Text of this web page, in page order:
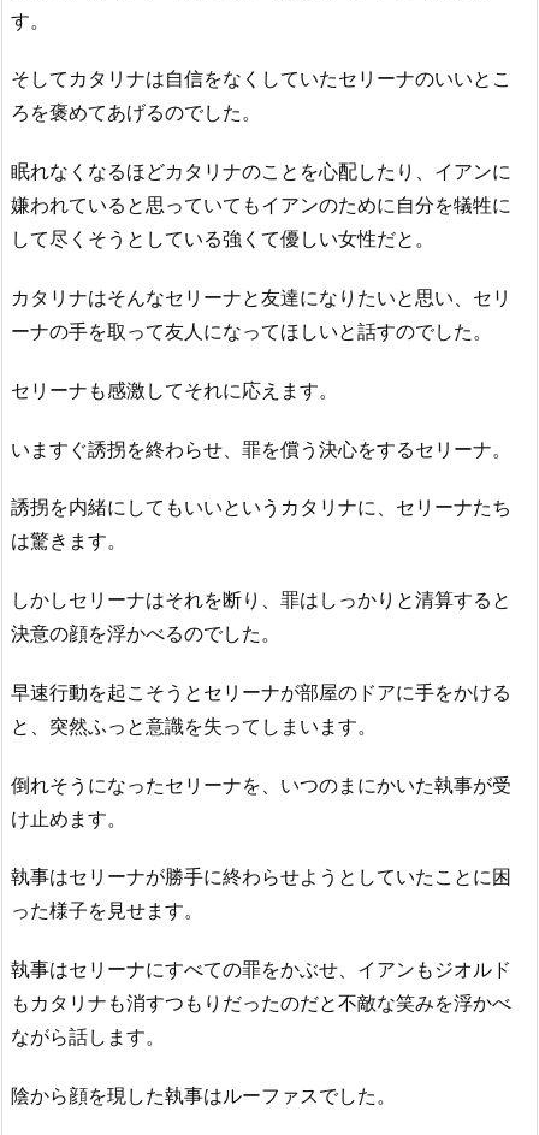
す。
そしてカタリナは自信をなくしていたセリーナのいいとこ
ろを褒めてあげるのでした。
眠れなくなるほどカタリナのことを心配したり、イアンに
嫌われていると思っていてもイアンのために自分を犠牲に
して尽くそうとしている強くて優しい女性だと。
カタリナはそんなセリーナと友達になりたいと思い、セリ
ーナの手を取って友人になってほしいと話すのでした。
セリーナも感激してそれに応えます。
いますぐ誘拐を終わらせ、罪を償う決心をするセリーナ。
誘拐を内緒にしてもいいというカタリナに、セリーナたち
は驚きます。
しかしセリーナはそれを断り、罪はしっかりと清算すると
決意の顔を浮かべるのでした。
早速行動を起こそうとセリーナが部屋のドアに手をかける
と、突然ふっと意識を失ってしまいます。
倒れそうになったセリーナを、いつのまにかいた執事が受
け止めます。
執事はセリーナが勝手に終わらせようとしていたことに困
った様子を見せます。
執事はセリーナにすべての罪をかぶせ、イアンもジオルド
もカタリナも消すつもりだったのだと不敵な笑みを浮かべ
ながら話します。
陰から顔を現した執事はルーファスでした。